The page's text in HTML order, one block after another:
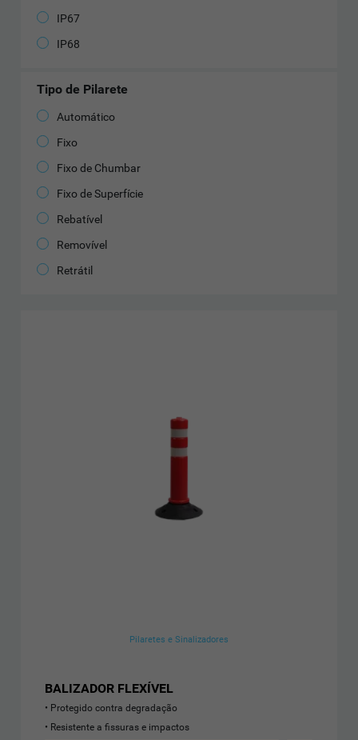
IP67
IP68
Tipo de Pilarete
Automático
Fixo
Fixo de Chumbar
Fixo de Superfície
Rebatível
Removível
Retrátil
Pilaretes e Sinalizadores
BALIZADOR FLEXÍVEL
Protegido contra degradação
Resistente a fissuras e impactos